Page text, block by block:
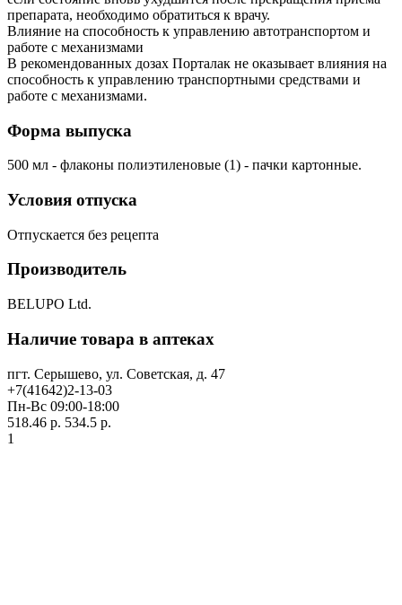
препарата, необходимо обратиться к врачу.
Влияние на способность к управлению автотранспортом и
работе с механизмами
В рекомендованных дозах Порталак не оказывает влияния на
способность к управлению транспортными средствами и
работе с механизмами.
Форма выпуска
500 мл - флаконы полиэтиленовые (1) - пачки картонные.
Условия отпуска
Отпускается без рецепта
Производитель
BELUPO Ltd.
Наличие товара в аптеках
пгт. Серышево, ул. Советская, д. 47
+7(41642)2-13-03
Пн-Вс 09:00-18:00
518.46 р. 534.5 р.
1